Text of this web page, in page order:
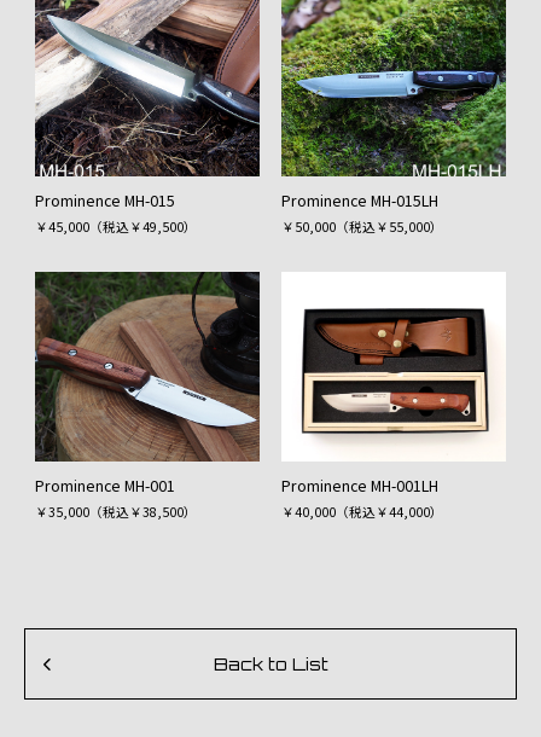
Prominence MH-015
￥45,000（税込￥49,500）
Prominence MH-015LH
￥50,000（税込￥55,000）
Prominence MH-001
￥35,000（税込￥38,500）
Prominence MH-001LH
￥40,000（税込￥44,000）
Back to List